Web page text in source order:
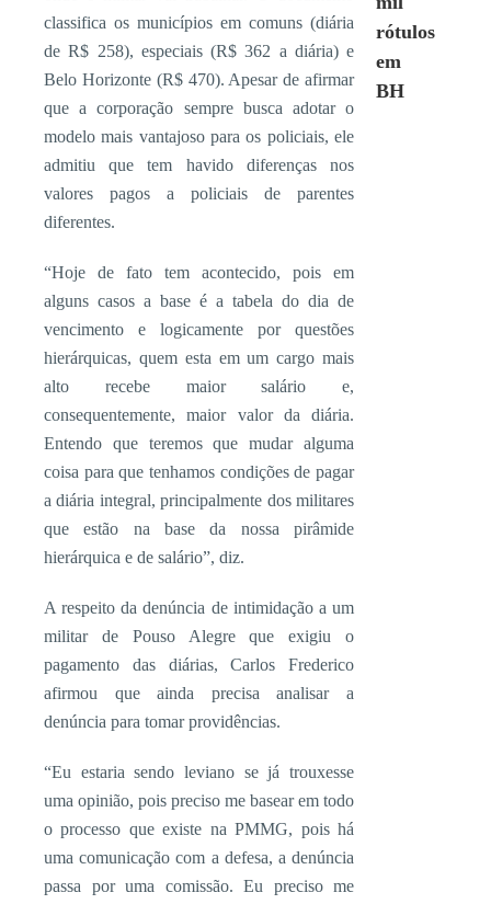
classifica os municípios em comuns (diária
de R$ 258), especiais (R$ 362 a diária) e
Belo Horizonte (R$ 470). Apesar de afirmar
que a corporação sempre busca adotar o
modelo mais vantajoso para os policiais, ele
admitiu que tem havido diferenças nos
valores pagos a policiais de parentes
diferentes.
“Hoje de fato tem acontecido, pois em
alguns casos a base é a tabela do dia de
vencimento e logicamente por questões
hierárquicas, quem esta em um cargo mais
alto recebe maior salário e,
consequentemente, maior valor da diária.
Entendo que teremos que mudar alguma
coisa para que tenhamos condições de pagar
a diária integral, principalmente dos militares
que estão na base da nossa pirâmide
hierárquica e de salário”, diz.
A respeito da denúncia de intimidação a um
militar de Pouso Alegre que exigiu o
pagamento das diárias, Carlos Frederico
afirmou que ainda precisa analisar a
denúncia para tomar providências.
“Eu estaria sendo leviano se já trouxesse
uma opinião, pois preciso me basear em todo
o processo que existe na PMMG, pois há
uma comunicação com a defesa, a denúncia
passa por uma comissão. Eu preciso me
rótulos
em
BH